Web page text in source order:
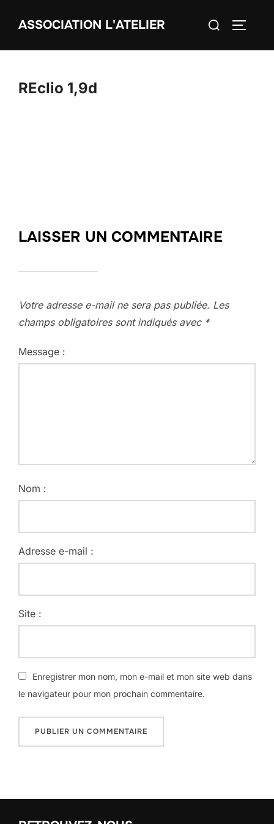
ASSOCIATION L'ATELIER Rechercher :
REclio 1,9d
LAISSER UN COMMENTAIRE
Votre adresse e-mail ne sera pas publiée. Les
champs obligatoires sont indiqués avec *
Message :
Nom :
Adresse e-mail :
Site :
Enregistrer mon nom, mon e-mail et mon site web dans
le navigateur pour mon prochain commentaire.